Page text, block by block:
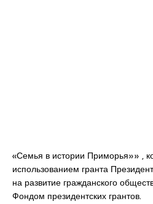
«Семья в истории Приморья»» ,
использованием гранта
на развитие гражданского
Фондом президентских грантов.